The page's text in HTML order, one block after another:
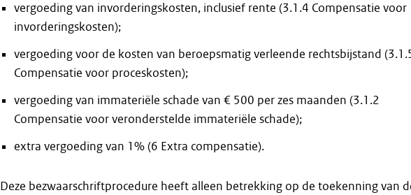
vergoeding van invorderingskosten, inclusief rente (3.1.4 Compensatie voor
invorderingskosten);
vergoeding voor de kosten van beroepsmatig verleende rechtsbijstand
Compensatie voor proceskosten);
vergoeding van immateriële schade van € 500 per zes maanden (3.1.2
Compensatie voor veronderstelde immateriële schade);
extra vergoeding van 1% (6 Extra compensatie).
Deze bezwaarschriftprocedure heeft alleen betrekking op de toekenning van